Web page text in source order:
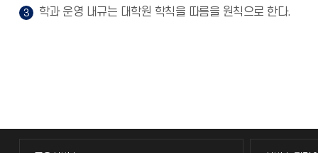
학과 운영 내규는 대학원 학칙을 따름을 원칙으로 한다.